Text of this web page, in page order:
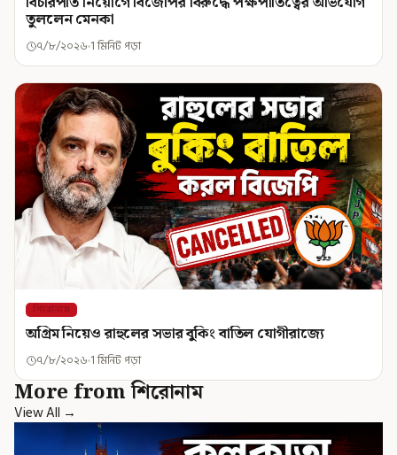
তুললেন মেনকা
৭/৮/২০২৬ 1 মিনিট পড়া
শিরোনাম
অগ্রিম নিয়েও রাহুলের সভার বুকিং বাতিল যোগীরাজ্যে
৭/৮/২০২৬ 1 মিনিট পড়া
More from শিরোনাম
View All →